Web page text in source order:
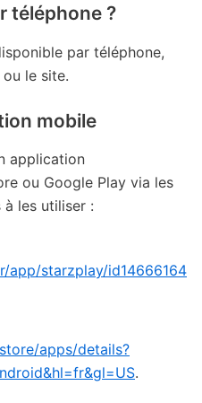
téléphone ?
par téléphone,
le site.
mobile
application
ou Google Play via les
à les utiliser :
app/starzplay/id14666164
apps/details?
.